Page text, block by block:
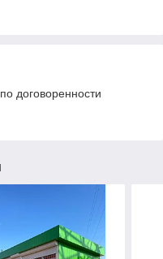
договоренности